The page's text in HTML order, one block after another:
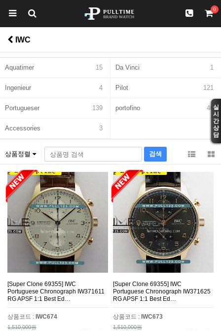
실
시
간
상
담
0
IWC
Aquatimer 15 Da Vinci 1
Ingenieur 4 Pilot 121
Portugueser 139 portofino 46
Accessories 3
상품정렬
[Super Clone 69355] IWC
Portuguese Chronograph IW371611
RG APSF 1:1 Best Ed…
상품코드 : IWC674
1,510,000원
[Super Clone 69355] IWC
Portuguese Chronograph IW371625
RG APSF 1:1 Best Ed…
상품코드 : IWC673
1,510,000원